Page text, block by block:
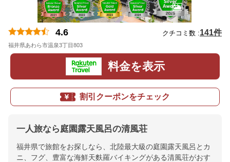
4.6 クチコミ数 :141件
福井県あわら市温泉3丁目803
料金を表示
割引クーポンをチェック
一人旅なら庭園露天風呂の清風荘
福井県で旅館をお探しなら、北陸最大級の庭園露天風呂とカ
ニ、フグ、豊富な海鮮天麩羅バイキングがある清風荘がおす